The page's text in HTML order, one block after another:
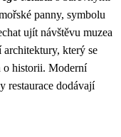
panny, symbolu
ujít návštěvu muzea
architektury, který se
o historii. Moderní
restaurace dodávají